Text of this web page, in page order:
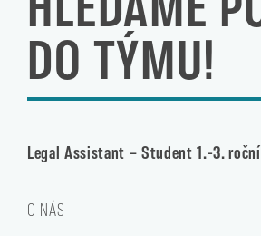
DO TÝMU!
Legal Assistant – Student 1.-3.
O NÁS